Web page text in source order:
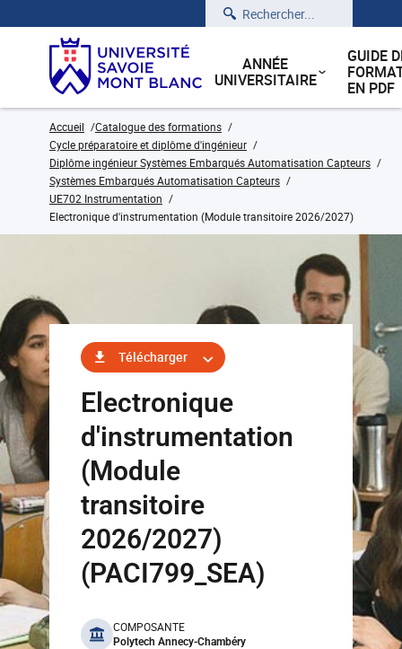
Rechercher
ANNÉE
UNIVERSITAIRE
GUIDE
EN PDF
Accueil
Catalogue des formations
Cycle préparatoire et diplôme d'ingénieur
Diplôme ingénieur Systèmes Embarqués Automatisation Capteurs
Systèmes Embarqués Automatisation Capteurs
UE702 Instrumentation
Electronique d'instrumentation (Module transitoire 2026/2027)
Télécharger
Electronique
d'instrumentation
(Module
transitoire
2026/2027)
(PACI799_SEA)
benefits
COMPOSANTE
Polytech Annecy-Chambéry